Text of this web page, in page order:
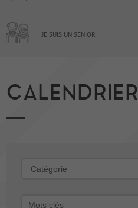
JE SUIS UN SENIOR
CALENDRIER